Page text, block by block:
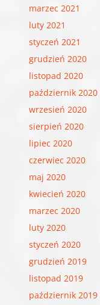
marzec 2021
luty 2021
styczeń 2021
grudzień 2020
listopad 2020
październik 2020
wrzesień 2020
sierpień 2020
lipiec 2020
czerwiec 2020
maj 2020
kwiecień 2020
marzec 2020
luty 2020
styczeń 2020
grudzień 2019
listopad 2019
październik 2019